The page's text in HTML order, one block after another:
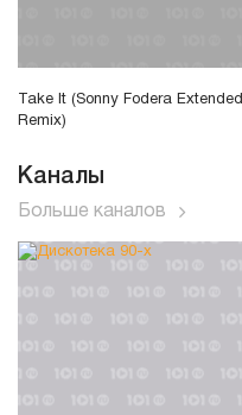
Take It (Sonny Fodera Extended
Remix)
Каналы
Больше каналов